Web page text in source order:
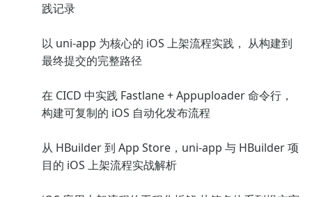
践记录
以 uni-app 为核心的 iOS 上架流程实践， 从构建到
最终提交的完整路径
在 CICD 中实践 Fastlane + Appuploader 命令行，
构建可复制的 iOS 自动化发布流程
从 HBuilder 到 App Store，uni-app 与 HBuilder 项
目的 iOS 上架流程实战解析